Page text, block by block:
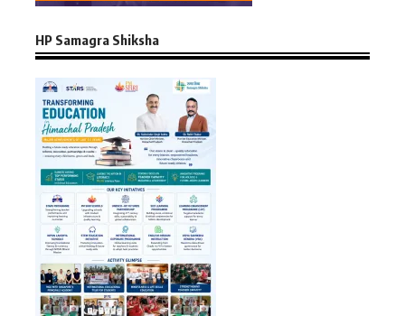
HP Samagra Shiksha